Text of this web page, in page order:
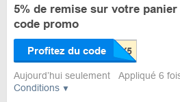
Conditions
5% de remise sur votre
code promo
Profitez du code
Aujourd’hui seulement Appliqué 6